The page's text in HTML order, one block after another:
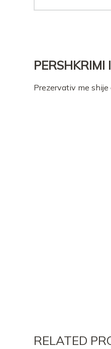
PERSHKRIMI
Prezervativ me
RELATED